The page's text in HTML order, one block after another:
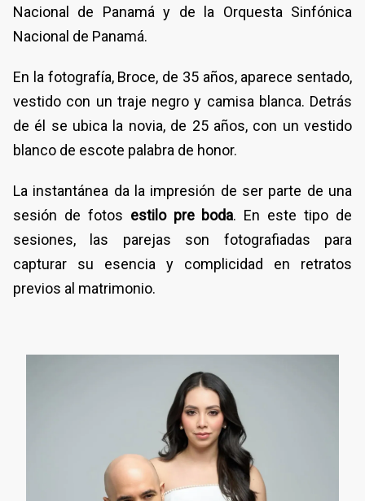
Nacional de Panamá y de la Orquesta Sinfónica
Nacional de Panamá.
En la fotografía, Broce, de 35 años, aparece sentado,
vestido con un traje negro y camisa blanca. Detrás
de él se ubica la novia, de 25 años, con un vestido
blanco de escote palabra de honor.
La instantánea da la impresión de ser parte de una
sesión de fotos estilo pre boda. En este tipo de
sesiones, las parejas son fotografiadas para
capturar su esencia y complicidad en retratos
previos al matrimonio.